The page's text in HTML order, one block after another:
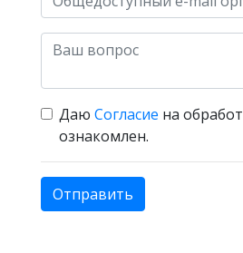
Даю Согласие на
ознакомлен.
Отправить